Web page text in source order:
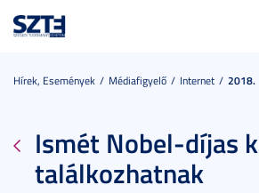
Hírek, Események Médiafigyelő Internet 2018.
Ismét Nobel-díjas
találkozhatnak